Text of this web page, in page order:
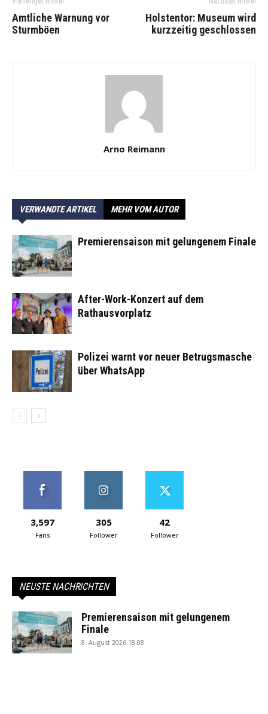
Amtliche Warnung vor
Sturmböen
Holstentor: Museum wird
kurzzeitig geschlossen
Arno Reimann
VERWANDTE ARTIKEL MEHR VOM AUTOR
Premierensaison mit gelungenem Finale
After-Work-Konzert auf dem
Rathausvorplatz
Polizei warnt vor neuer Betrugsmasche
über WhatsApp
3,597
Fans
305
Follower
42
Follower
NEUSTE NACHRICHTEN
Premierensaison mit gelungenem
Finale
8. August 2026 18:08